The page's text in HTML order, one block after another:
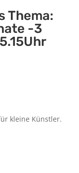
Thema:
-3
kleine Künstler.